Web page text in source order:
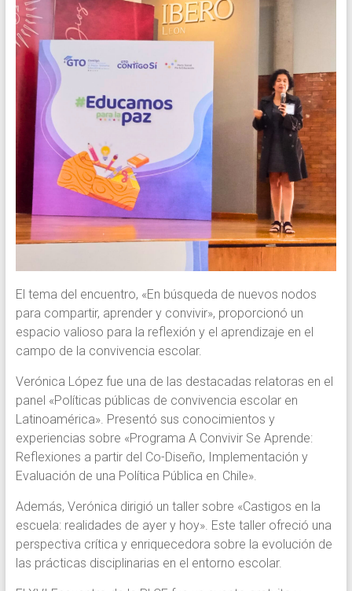
El tema del encuentro, «En búsqueda de nuevos nodos
para compartir, aprender y convivir», proporcionó un
espacio valioso para la reflexión y el aprendizaje en el
campo de la convivencia escolar.
Verónica López fue una de las destacadas relatoras en el
panel «Políticas públicas de convivencia escolar en
Latinoamérica». Presentó sus conocimientos y
experiencias sobre «Programa A Convivir Se Aprende:
Reflexiones a partir del Co-Diseño, Implementación y
Evaluación de una Política Pública en Chile».
Además, Verónica dirigió un taller sobre «Castigos en la
escuela: realidades de ayer y hoy». Este taller ofreció una
perspectiva crítica y enriquecedora sobre la evolución de
las prácticas disciplinarias en el entorno escolar.